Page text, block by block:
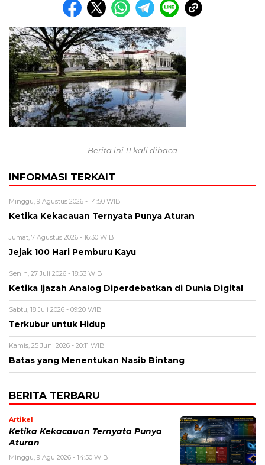
Berita ini 11 kali dibaca
INFORMASI TERKAIT
Minggu, 9 Agustus 2026 - 14:50 WIB
Ketika Kekacauan Ternyata Punya Aturan
Jumat, 7 Agustus 2026 - 16:30 WIB
Jejak 100 Hari Pemburu Kayu
Senin, 27 Juli 2026 - 18:53 WIB
Ketika Ijazah Analog Diperdebatkan di Dunia Digital
Sabtu, 18 Juli 2026 - 09:20 WIB
Terkubur untuk Hidup
Kamis, 25 Juni 2026 - 20:11 WIB
Batas yang Menentukan Nasib Bintang
BERITA TERBARU
Artikel
Ketika Kekacauan Ternyata Punya
Aturan
Minggu, 9 Agu 2026 - 14:50 WIB